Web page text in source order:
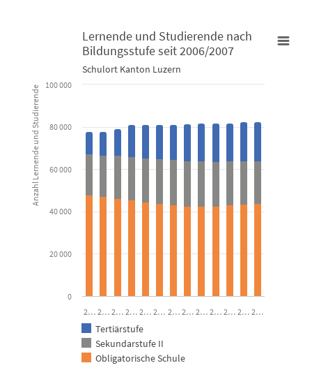
Lernende und Studierende nach Bildungsstufe seit 2006/2007
Bar chart with 3 data series.
Schulort Kanton Luzern
View as data table, Lernende und Studierende nach
The chart has 1 X axis displaying categories.
The chart has 1 Y axis displaying Anzahl Lernende und
Anzahl Lernende und Studierende
Lernende und Studierende nach
Bildungsstufe seit 2006/2007
Schulort Kanton Luzern
Tertiärstufe
Sekundarstufe II
Obligatorische Schule
2… 2… 2… 2… 2… 2… 2… 2… 2… 2… 2… 2… 2…
0
20 000
40 000
60 000
80 000
100 000